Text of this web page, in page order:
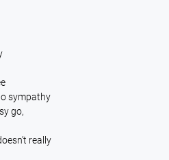
sympathy
go,
really